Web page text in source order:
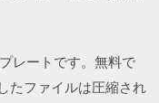
レートです。無料で
たファイルは圧縮され